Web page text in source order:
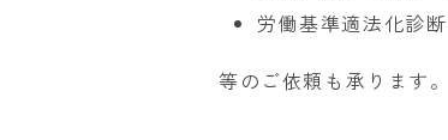
労働基準適法化診断
等のご依頼も承ります。